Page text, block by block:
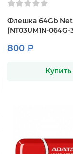
Флешка 64Gb
(NT03UM1N-064G-
800 ₽
Купить